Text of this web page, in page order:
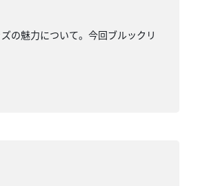
の魅力について。今回ブルックリ